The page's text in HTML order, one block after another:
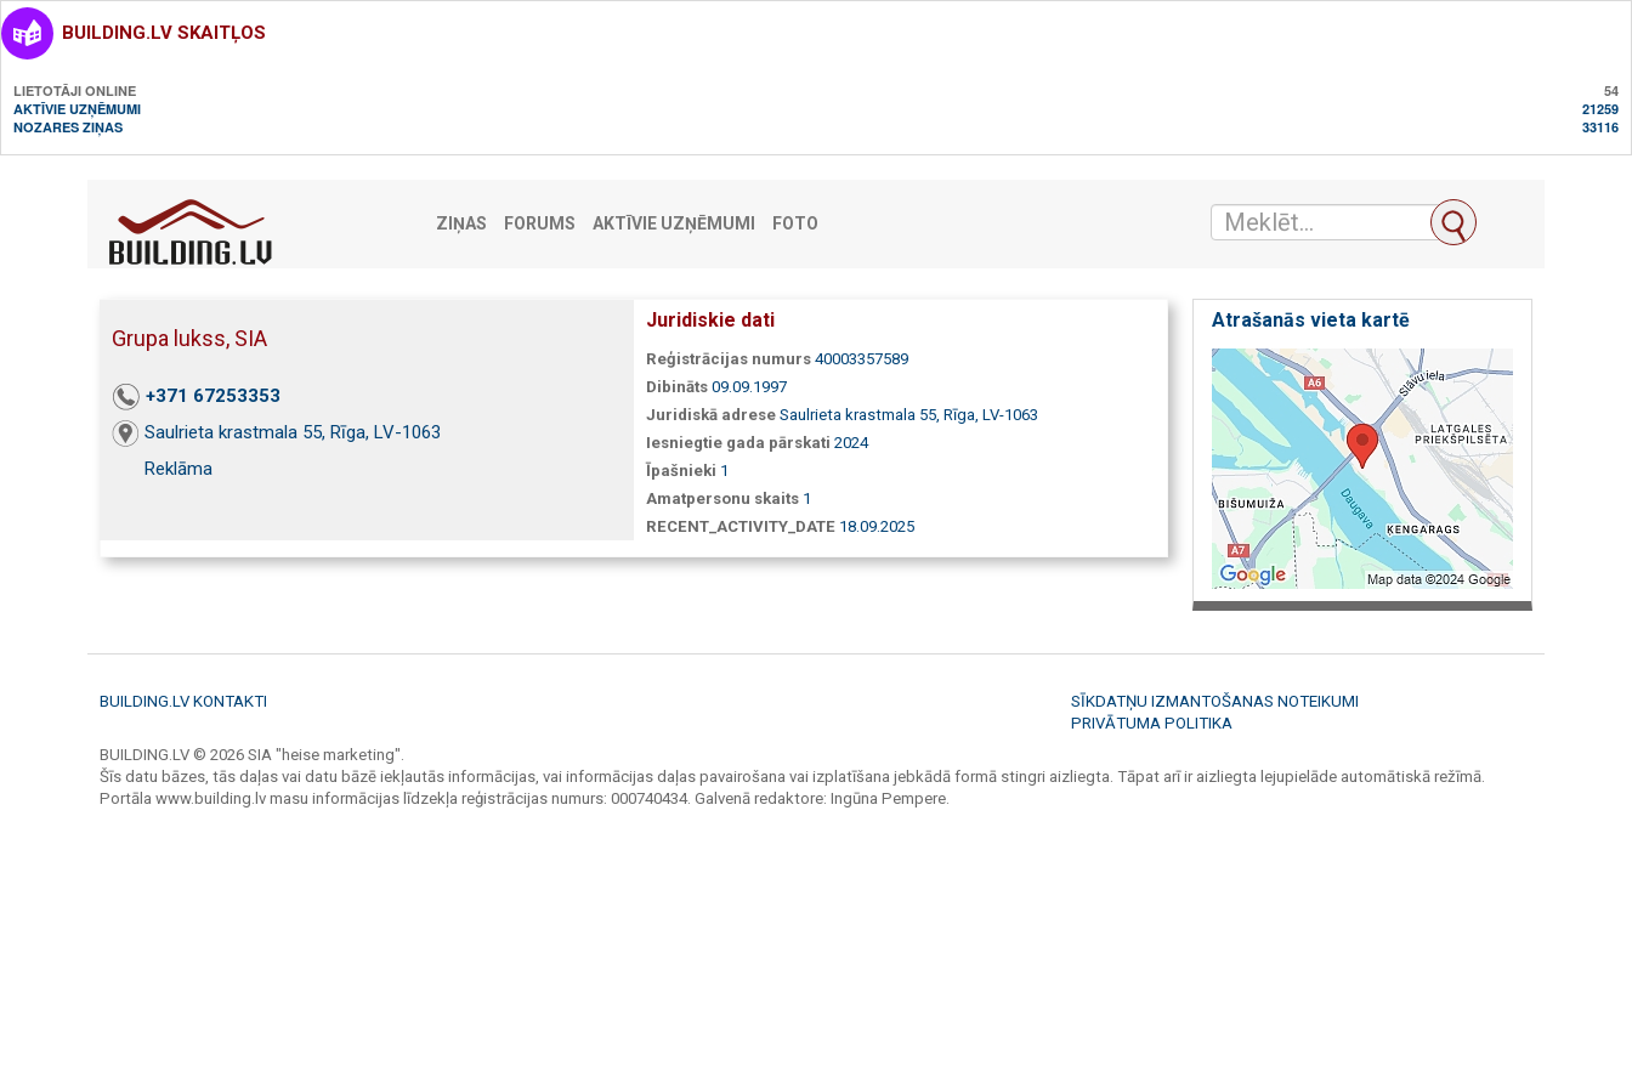
BUILDING.LV SKAITĻOS
LIETOTĀJI ONLINE
54
AKTĪVIE UZŅĒMUMI
21259
NOZARES ZIŅAS
33116
ZIŅAS FORUMS AKTĪVIE UZŅĒMUMI FOTO
Grupa lukss, SIA
+371 67253353
Saulrieta krastmala 55, Rīga, LV-1063
Reklāma
Juridiskie dati
Reģistrācijas numurs 40003357589
Dibināts 09.09.1997
Juridiskā adrese Saulrieta krastmala 55, Rīga, LV-1063
Iesniegtie gada pārskati 2024
Īpašnieki 1
Amatpersonu skaits 1
RECENT_ACTIVITY_DATE 18.09.2025
Atrašanās vieta kartē
BUILDING.LV KONTAKTI
SĪKDATŅU IZMANTOŠANAS NOTEIKUMI
PRIVĀTUMA POLITIKA
BUILDING.LV © 2026 SIA "heise marketing".
Šīs datu bāzes, tās daļas vai datu bāzē iekļautās informācijas, vai informācijas daļas pavairošana vai izplatīšana jebkādā formā stingri aizliegta. Tāpat arī ir aizliegta lejupielāde automātiskā režīmā.
Portāla www.building.lv masu informācijas līdzekļa reģistrācijas numurs: 000740434. Galvenā redaktore: Ingūna Pempere.